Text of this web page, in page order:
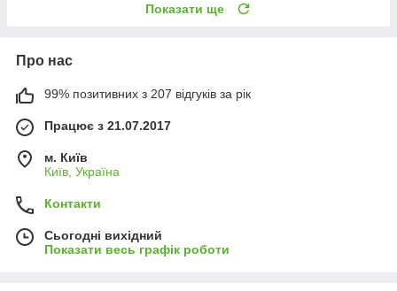
Показати ще
Про нас
99% позитивних з 207 відгуків за рік
Працює з 21.07.2017
м. Київ
Київ, Україна
Контакти
Сьогодні вихідний
Показати весь графік роботи